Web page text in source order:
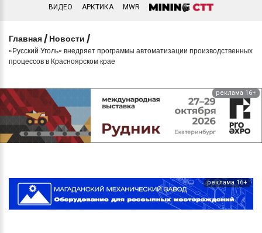
ВИДЕО АРКТИКА MWR
Главная / Новости /
«Русский Уголь» внедряет программы автоматизации производственных
процессов в Красноярском крае
реклама 16+
реклама 16+